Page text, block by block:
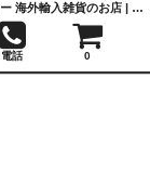
フランス雑貨・輸入雑貨『Zakka MiniMini』| フレンチガーリー 海外輸入雑貨のお店 | かわいい雑貨 | 蚤の市 | アンティーク
電話 0